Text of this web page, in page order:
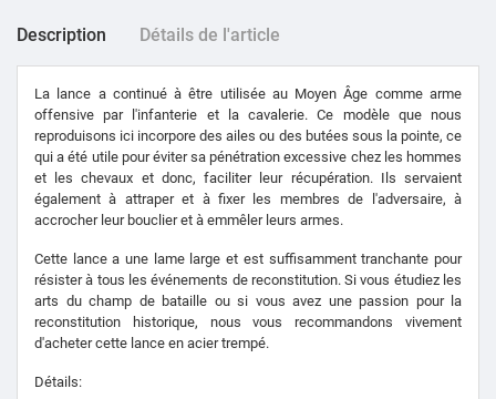
Description Détails de l'article
La lance a continué à être utilisée au Moyen Âge comme arme
offensive par l'infanterie et la cavalerie. Ce modèle que nous
reproduisons ici incorpore des ailes ou des butées sous la pointe, ce
qui a été utile pour éviter sa pénétration excessive chez les hommes
et les chevaux et donc, faciliter leur récupération. Ils servaient
également à attraper et à fixer les membres de l'adversaire, à
accrocher leur bouclier et à emmêler leurs armes.
Cette lance a une lame large et est suffisamment tranchante pour
résister à tous les événements de reconstitution. Si vous étudiez les
arts du champ de bataille ou si vous avez une passion pour la
reconstitution historique, nous vous recommandons vivement
d'acheter cette lance en acier trempé.
Détails: